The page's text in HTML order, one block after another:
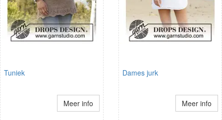
Tuniek
Meer info
Dames jurk
Meer info